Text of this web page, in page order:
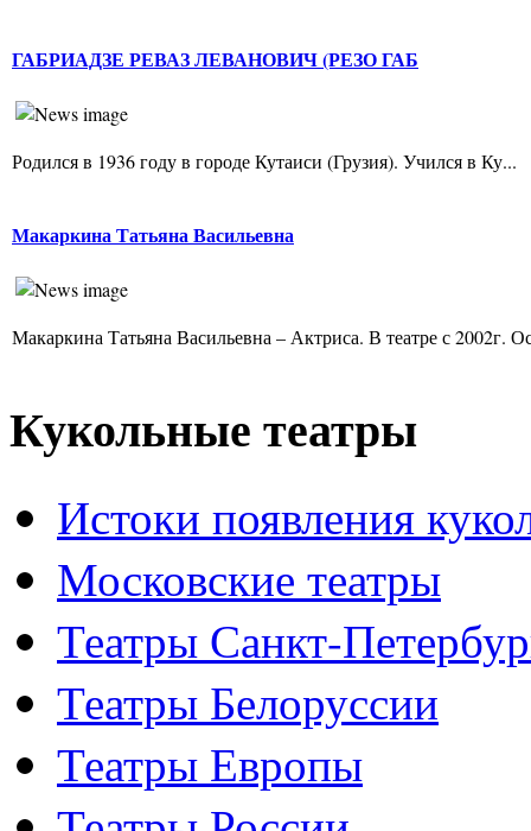
ГАБРИАДЗЕ РЕВАЗ ЛЕВАНОВИЧ (РЕЗО ГАБ
Родился в 1936 году в городе Кутаиси (Грузия). Учился в Ку...
Макаркина Татьяна Васильевна
Макаркина Татьяна Васильевна – Актриса. В театре с 2002г.
Кукольные театры
Истоки появления
Московские театры
Театры Санкт-
Театры Белоруссии
Театры Европы